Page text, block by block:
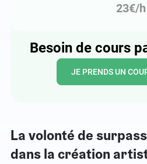
23€/h
Besoin de cours
JE PRENDS UN
La volonté de
dans la création